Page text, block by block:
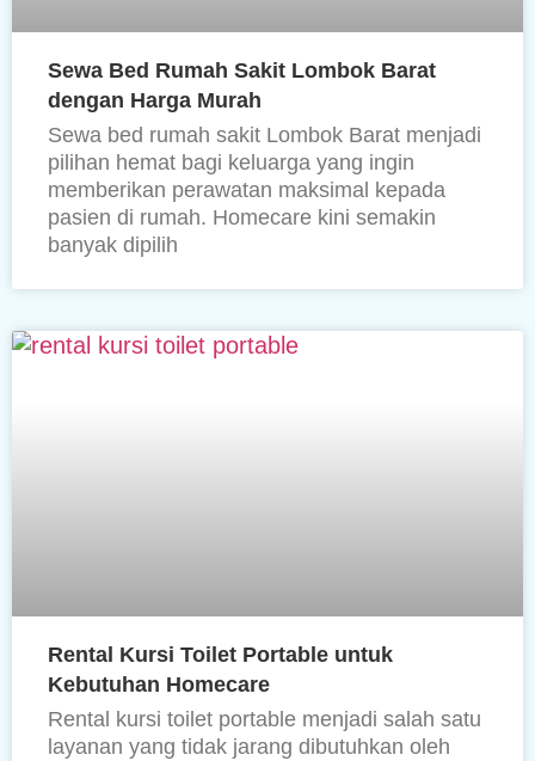
Sewa Bed Rumah Sakit Lombok Barat
dengan Harga Murah
Sewa bed rumah sakit Lombok Barat menjadi
pilihan hemat bagi keluarga yang ingin
memberikan perawatan maksimal kepada
pasien di rumah. Homecare kini semakin
banyak dipilih
Rental Kursi Toilet Portable untuk
Kebutuhan Homecare
Rental kursi toilet portable menjadi salah satu
layanan yang tidak jarang dibutuhkan oleh